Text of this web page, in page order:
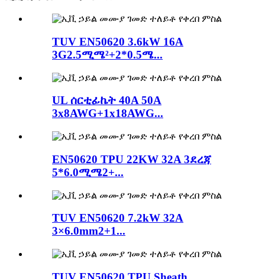
TUV EN50620 3.6kW 16A
3G2.5ሚሜ²+2*0.5ሜ...
UL ሰርቲፊኬት 40A 50A
3x8AWG+1x18AWG...
EN50620 TPU 22KW 32A 3ደረጃ
5*6.0ሚሜ2+...
TUV EN50620 7.2kW 32A
3×6.0mm2+1...